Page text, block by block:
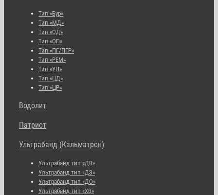
Тип «Бур»
Тип «МД»
Тип «ОД»
Тип «ОП»
Тип «ПГ/ПГР»
Тип «РЕМ»
Тип «УН»
Тип «ЦД»
Тип «ЦР»
Водолит
Патриот
Ультрабанд (Кальматрон)
Ультрабанд тип «ДВ»
Ультрабанд тип «ДЗ»
Ультрабанд тип «ДО»
Ультрабанд тип «ХВ»